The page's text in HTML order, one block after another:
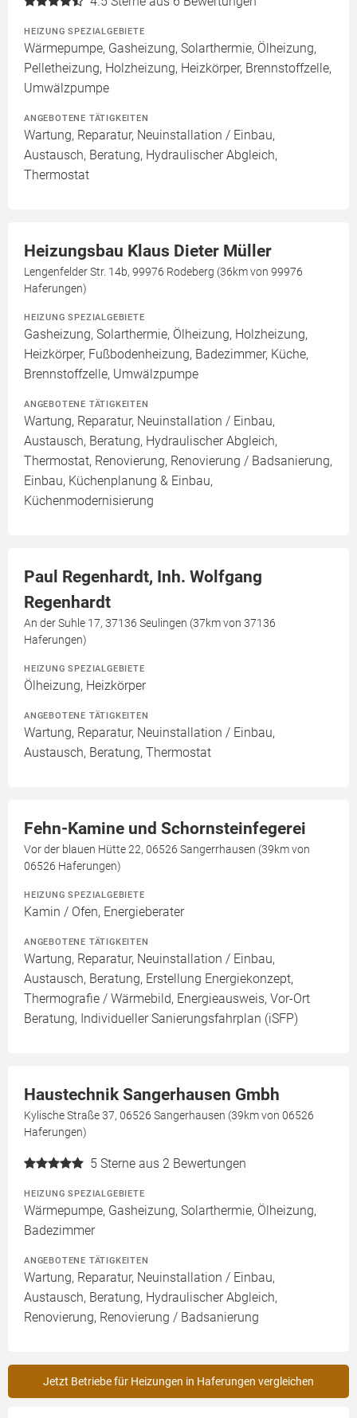
HEIZUNG SPEZIALGEBIETE
Wärmepumpe, Gasheizung, Solarthermie, Ölheizung,
Pelletheizung, Holzheizung, Heizkörper, Brennstoffzelle,
Umwälzpumpe
ANGEBOTENE TÄTIGKEITEN
Wartung, Reparatur, Neuinstallation / Einbau,
Austausch, Beratung, Hydraulischer Abgleich,
Thermostat
Heizungsbau Klaus Dieter Müller
Lengenfelder Str. 14b, 99976 Rodeberg (36km von 99976
Haferungen)
HEIZUNG SPEZIALGEBIETE
Gasheizung, Solarthermie, Ölheizung, Holzheizung,
Heizkörper, Fußbodenheizung, Badezimmer, Küche,
Brennstoffzelle, Umwälzpumpe
ANGEBOTENE TÄTIGKEITEN
Wartung, Reparatur, Neuinstallation / Einbau,
Austausch, Beratung, Hydraulischer Abgleich,
Thermostat, Renovierung, Renovierung / Badsanierung,
Einbau, Küchenplanung & Einbau,
Küchenmodernisierung
Paul Regenhardt, Inh. Wolfgang
Regenhardt
An der Suhle 17, 37136 Seulingen (37km von 37136
Haferungen)
HEIZUNG SPEZIALGEBIETE
Ölheizung, Heizkörper
ANGEBOTENE TÄTIGKEITEN
Wartung, Reparatur, Neuinstallation / Einbau,
Austausch, Beratung, Thermostat
Fehn-Kamine und Schornsteinfegerei
Vor der blauen Hütte 22, 06526 Sangerrhausen (39km von
06526 Haferungen)
HEIZUNG SPEZIALGEBIETE
Kamin / Ofen, Energieberater
ANGEBOTENE TÄTIGKEITEN
Wartung, Reparatur, Neuinstallation / Einbau,
Austausch, Beratung, Erstellung Energiekonzept,
Thermografie / Wärmebild, Energieausweis, Vor-Ort
Beratung, Individueller Sanierungsfahrplan (iSFP)
Haustechnik Sangerhausen Gmbh
Kylische Straße 37, 06526 Sangerhausen (39km von 06526
Haferungen)
5 Sterne aus 2 Bewertungen
HEIZUNG SPEZIALGEBIETE
Wärmepumpe, Gasheizung, Solarthermie, Ölheizung,
Badezimmer
ANGEBOTENE TÄTIGKEITEN
Wartung, Reparatur, Neuinstallation / Einbau,
Austausch, Beratung, Hydraulischer Abgleich,
Renovierung, Renovierung / Badsanierung
Jetzt Betriebe für Heizungen in Haferungen vergleichen